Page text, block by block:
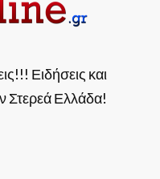
Ειδήσεις και
Στερεά Ελλάδα!